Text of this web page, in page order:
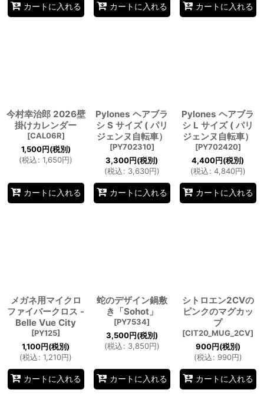
カートに入れる カートに入れる カートに入れる
今村幸治郎 2026壁
掛けカレンダー
[CAL06R]
1,500円(税別)
(税込: 1,650円)
カートに入れる
Pylones ヘアブラ
シ S サイズ ( パリ
ジェンヌ自転車）
[PY702310]
3,300円(税別)
(税込: 3,630円)
カートに入れる
Pylones ヘアブラ
シ L サイズ ( パリ
ジェンヌ自転車）
[PY702420]
4,400円(税別)
(税込: 4,840円)
カートに入れる
メガネ用マイクロ
ファイバークロス -
Belle Vue City
[PY125]
1,100円(税別)
(税込: 1,210円)
カートに入れる
蛇のデザイン鍋敷
き「Sohot」
[PY7534]
3,500円(税別)
(税込: 3,850円)
カートに入れる
シトロエン2CVの
ピンクのマグカッ
プ
[CIT20_MUG_2CV]
900円(税別)
(税込: 990円)
カートに入れる